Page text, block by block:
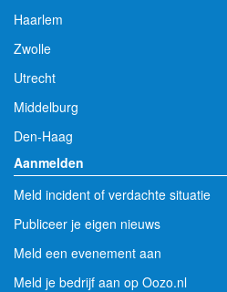
Haarlem
Zwolle
Utrecht
Middelburg
Den-Haag
Aanmelden
Meld incident of verdachte situatie
Publiceer je eigen nieuws
Meld een evenement aan
Meld je bedrijf aan op Oozo.nl